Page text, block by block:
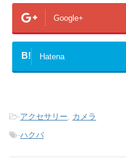
Google+
B! Hatena
-アクセサリー, カメラ
-ハクバ